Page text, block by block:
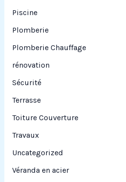
Piscine
Plomberie
Plomberie Chauffage
rénovation
Sécurité
Terrasse
Toiture Couverture
Travaux
Uncategorized
Véranda en acier